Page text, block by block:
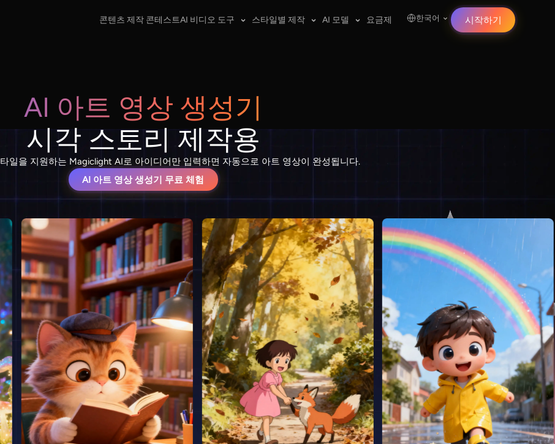
콘텐츠 제작 콘테스트AI 비디오 도구 스타일별 제작 AI 모델 요금제 한국어 시작하기
AI 아트 영상 생성기
시각 스토리 제작용
일을 지원하는 Magiclight AI로 아이디어만 입력하면 자동으로 아트 영상이 완성됩니다.
AI 아트 영상 생성기 무료 체험